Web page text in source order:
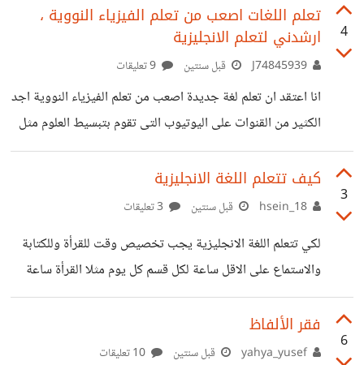
واعتذر ان اخطات فانا مثلكم طالب نجيب يسعى الى تحسين
لغته :)
4
تعلم اللغات اصعب من تعلم الفيزياء النووية ،
ارشدني لتعلم الانجليزية
قبل سنتين
انا اعتقد ان تعلم لغة جديدة اصعب من تعلم الفيزياء النووية اجد
الكثير من القنوات على اليوتيوب التى تقوم بتبسيط العلوم مثل
"الدحيح" وغيره من الاشخاص الذين يبسطون العلوم كالفيزياء
مثلا ليفهمهم الصغير الذي لا يعرف معني الفيزياء اصلا ولا اجد
احد يبسط تعلم اللغات وخاصة اللغه الانجليزية عند تعلم
عندما تشترك بها على الانترنت تجدها اكثر تعقيدا من التعليم
الاكاديمي وهم حرفيا يبيعون الهواء وليس كورس لتعلم
الانجليزية وجميع الاشخاص
3
كيف تتعلم اللغة الانجليزية
قبل سنتين
لكي تتعلم اللغة الانجليزية يجب تخصيص وقت للقرأة وللكتابة
والاستماع على الاقل ساعة لكل قسم كل يوم مثلا القرأة ساعة
والكتابة ساعة والاستماع ساعة كل يوم
6
فقر الألفاظ
قبل سنتين